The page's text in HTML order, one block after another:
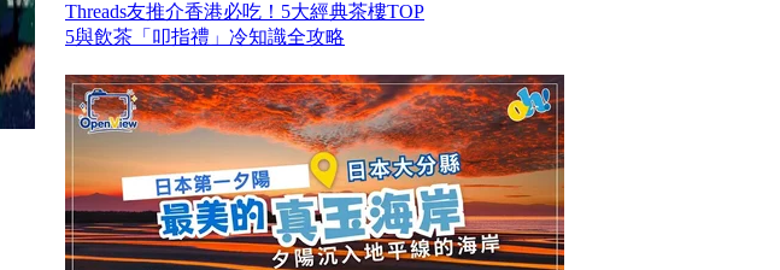
Threads友推介香港必吃！5大經典茶樓TOP
5與飲茶「叩指禮」冷知識全攻略